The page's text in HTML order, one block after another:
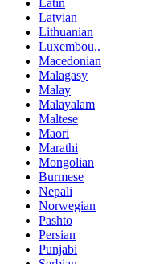
Latvian
Lithuanian
Luxembou..
Macedonian
Malagasy
Malay
Malayalam
Maltese
Maori
Marathi
Mongolian
Burmese
Nepali
Norwegian
Pashto
Persian
Punjabi